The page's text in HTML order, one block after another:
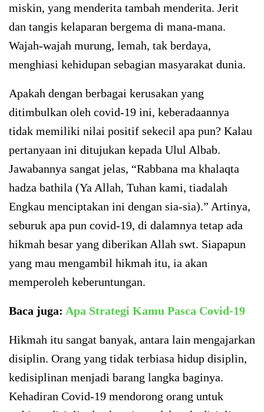
miskin, yang menderita tambah menderita. Jerit
dan tangis kelaparan bergema di mana-mana.
Wajah-wajah murung, lemah, tak berdaya,
menghiasi kehidupan sebagian masyarakat dunia.
Apakah dengan berbagai kerusakan yang
ditimbulkan oleh covid-19 ini, keberadaannya
tidak memiliki nilai positif sekecil apa pun? Kalau
pertanyaan ini ditujukan kepada Ulul Albab.
Jawabannya sangat jelas, “Rabbana ma khalaqta
hadza bathila (Ya Allah, Tuhan kami, tiadalah
Engkau menciptakan ini dengan sia-sia).” Artinya,
seburuk apa pun covid-19, di dalamnya tetap ada
hikmah besar yang diberikan Allah swt. Siapapun
yang mau mengambil hikmah itu, ia akan
memperoleh keberuntungan.
Baca juga: Apa Strategi Kamu Pasca Covid-19
Hikmah itu sangat banyak, antara lain mengajarkan
disiplin. Orang yang tidak terbiasa hidup disiplin,
kedisiplinan menjadi barang langka baginya.
Kehadiran Covid-19 mendorong orang untuk